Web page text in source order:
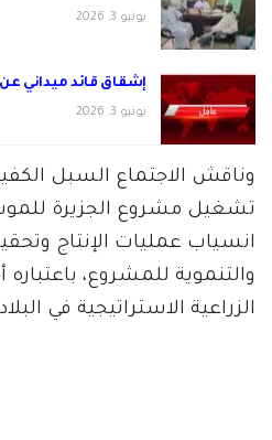
يونيو 3, 2026
إشقاق قائد ميداني
يونيو 3, 2026
وناقش الاجتماع السبل
تشغيل مشروع الجزيرة
انسياب عمليات الإنتاج
والتنموية للمشروع،
الزراعية الاستراتيجية في